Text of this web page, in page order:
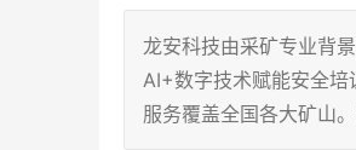
龙安科技由采矿专业背
AI+数字技术赋能安全培
服务覆盖全国各大矿山